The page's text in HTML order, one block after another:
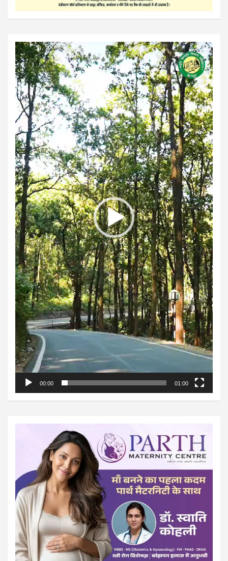
Video
Player
00:00 01:00